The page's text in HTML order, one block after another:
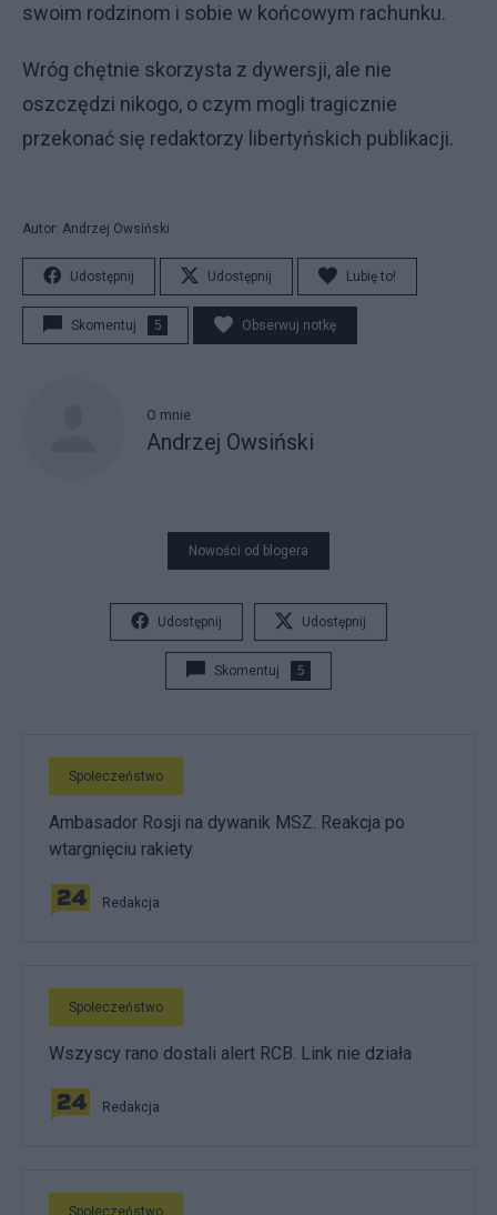
swoim rodzinom i sobie w końcowym rachunku.
Wróg chętnie skorzysta z dywersji, ale nie
oszczędzi nikogo, o czym mogli tragicznie
przekonać się redaktorzy libertyńskich publikacji.
Autor: Andrzej Owsiński
Udostępnij Udostępnij Lubię to!
Skomentuj 5 Obserwuj notkę
O mnie
Andrzej Owsiński
Nowości od blogera
Udostępnij Udostępnij
Skomentuj 5
Społeczeństwo
Ambasador Rosji na dywanik MSZ. Reakcja po
wtargnięciu rakiety
Redakcja
Społeczeństwo
Wszyscy rano dostali alert RCB. Link nie działa
Redakcja
Społeczeństwo